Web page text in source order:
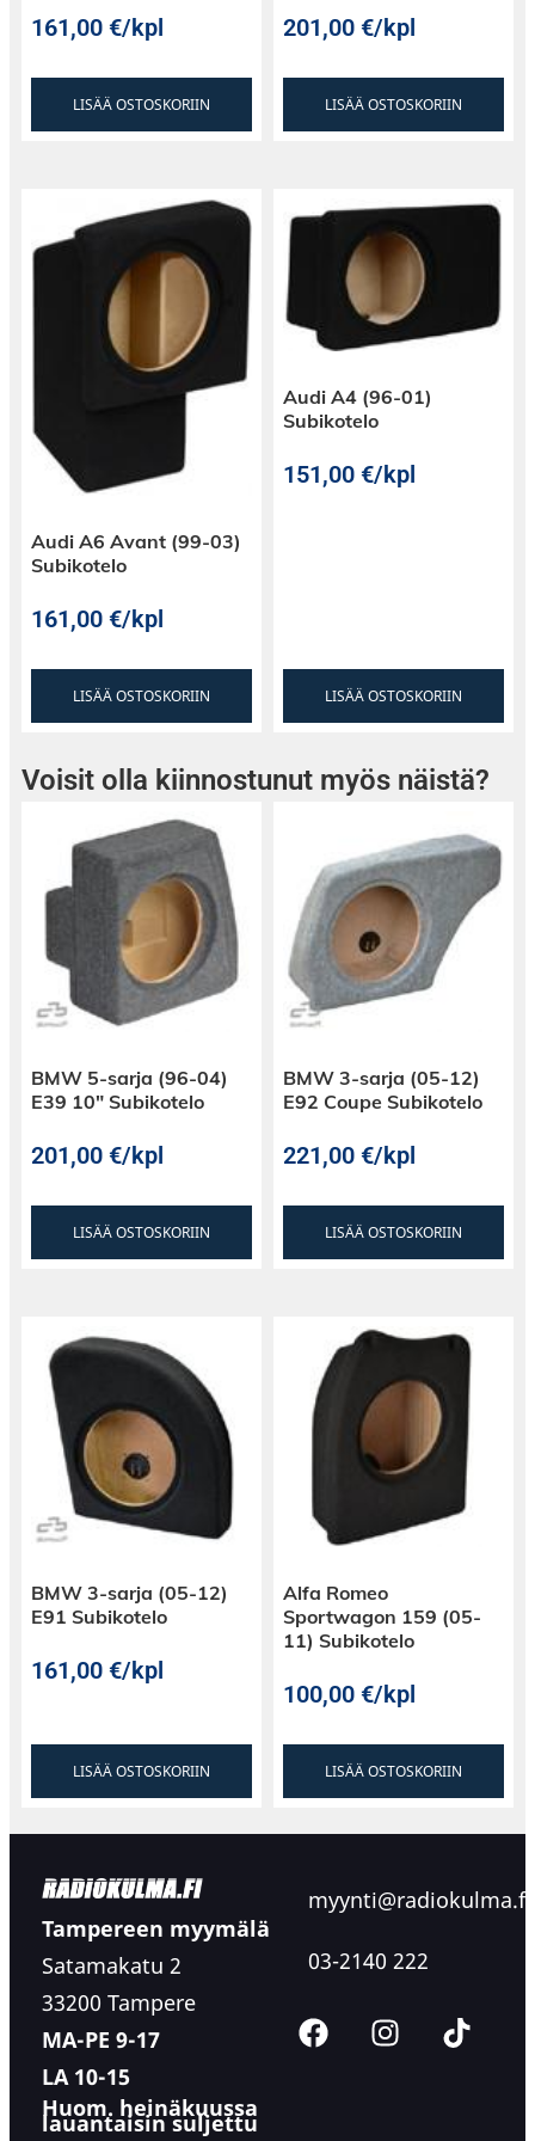
161,00€/kpl
LISÄÄ OSTOSKORIIN
201,00€/kpl
LISÄÄ OSTOSKORIIN
Audi A6 Avant (99-03)
Subikotelo
161,00€/kpl
LISÄÄ OSTOSKORIIN
Audi A4 (96-01)
Subikotelo
151,00€/kpl
LISÄÄ OSTOSKORIIN
Voisit olla kiinnostunut myös näistä?
BMW 5-sarja (96-04)
E39 10″ Subikotelo
201,00€/kpl
LISÄÄ OSTOSKORIIN
BMW 3-sarja (05-12)
E92 Coupe Subikotelo
221,00€/kpl
LISÄÄ OSTOSKORIIN
BMW 3-sarja (05-12)
E91 Subikotelo
161,00€/kpl
LISÄÄ OSTOSKORIIN
Alfa Romeo
Sportwagon 159 (05-
11) Subikotelo
100,00€/kpl
LISÄÄ OSTOSKORIIN
Tampereen myymälä
Satamakatu 2
33200 Tampere
MA-PE 9-17
LA 10-15
Huom. heinäkuussa
lauantaisin suljettu
myynti@radiokulma.fi
03-2140 222